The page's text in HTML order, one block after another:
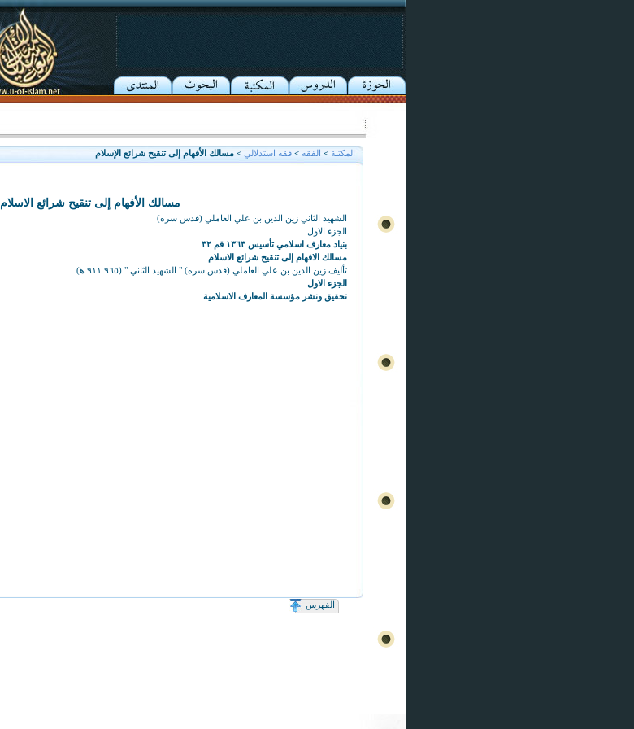
المكتبة > الفقه >فقه استدلالي > مسالك الأفهام إلى تنقيح شرائع الإسلام
مسالك الأفهام إلى تنقيح شرائع الاسلام
الشهيد الثاني زين الدين بن علي العاملي (قدس سره)
الجزء الاول
بنياد معارف اسلامي تأسيس ١٣٦٣ قم ٣٢
مسالك الافهام إلى تنقيح شرائع الاسلام
تأليف زين الدين بن علي العاملي (قدس سره) " الشهيد الثاني " (٩٦٥ ٩١١ ه‍)
الجزء الاول
تحقيق ونشر مؤسسة المعارف الاسلامية
الفهرس